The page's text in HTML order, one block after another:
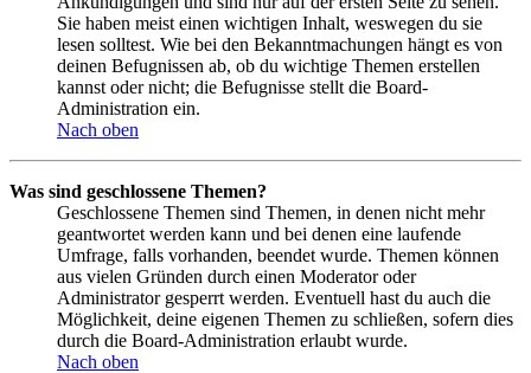
Sie haben meist einen wichtigen Inhalt, weswegen du sie
lesen solltest. Wie bei den Bekanntmachungen hängt es von
deinen Befugnissen ab, ob du wichtige Themen erstellen
kannst oder nicht; die Befugnisse stellt die Board-
Administration ein.
Nach oben
Was sind geschlossene Themen?
Geschlossene Themen sind Themen, in denen nicht mehr
geantwortet werden kann und bei denen eine laufende
Umfrage, falls vorhanden, beendet wurde. Themen können
aus vielen Gründen durch einen Moderator oder
Administrator gesperrt werden. Eventuell hast du auch die
Möglichkeit, deine eigenen Themen zu schließen, sofern dies
durch die Board-Administration erlaubt wurde.
Nach oben